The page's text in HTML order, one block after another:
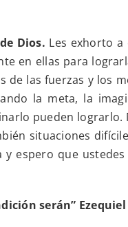
Dios. Les exhorto
en ellas para
las fuerzas y los
la meta, la
pueden
situaciones
espero que
serán” Ezequiel